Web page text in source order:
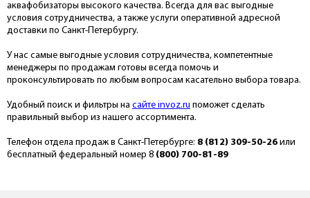
аквафобизаторы высокого качества. Всегда для вас выгодные
условия сотрудничества, а также услуги оперативной адресной
доставки по Санкт-Петербургу.
У нас самые выгодные условия сотрудничества, компетентные
менеджеры по продажам готовы всегда помочь и
проконсультировать по любым вопросам касательно выбора товара.
Удобный поиск и фильтры на сайте invoz.ru поможет сделать
правильный выбор из нашего ассортимента.
Телефон отдела продаж в Санкт-Петербурге: 8 (812) 309-50-26 или
бесплатный федеральный номер 8 (800) 700-81-89